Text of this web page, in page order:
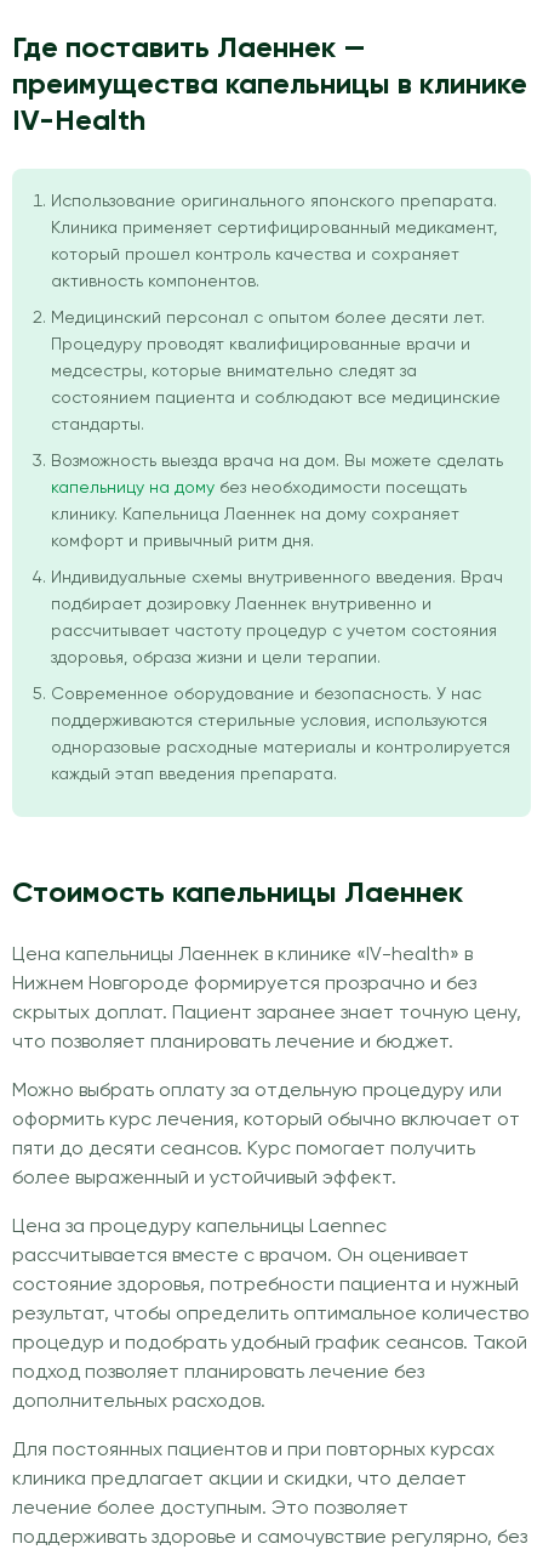
Где поставить Лаеннек —
преимущества капельницы в клинике
IV-Health
Использование оригинального японского препарата.
Клиника применяет сертифицированный медикамент,
который прошел контроль качества и сохраняет
активность компонентов.
Медицинский персонал с опытом более десяти лет.
Процедуру проводят квалифицированные врачи и
медсестры, которые внимательно следят за
состоянием пациента и соблюдают все медицинские
стандарты.
Возможность выезда врача на дом. Вы можете сделать
капельницу на дому без необходимости посещать
клинику. Капельница Лаеннек на дому сохраняет
комфорт и привычный ритм дня.
Индивидуальные схемы внутривенного введения. Врач
подбирает дозировку Лаеннек внутривенно и
рассчитывает частоту процедур с учетом состояния
здоровья, образа жизни и цели терапии.
Современное оборудование и безопасность. У нас
поддерживаются стерильные условия, используются
одноразовые расходные материалы и контролируется
каждый этап введения препарата.
Стоимость капельницы Лаеннек
Цена капельницы Лаеннек в клинике «IV-health» в
Нижнем Новгороде формируется прозрачно и без
скрытых доплат. Пациент заранее знает точную цену,
что позволяет планировать лечение и бюджет.
Можно выбрать оплату за отдельную процедуру или
оформить курс лечения, который обычно включает от
пяти до десяти сеансов. Курс помогает получить
более выраженный и устойчивый эффект.
Цена за процедуру капельницы Laennec
рассчитывается вместе с врачом. Он оценивает
состояние здоровья, потребности пациента и нужный
результат, чтобы определить оптимальное количество
процедур и подобрать удобный график сеансов. Такой
подход позволяет планировать лечение без
дополнительных расходов.
Для постоянных пациентов и при повторных курсах
клиника предлагает акции и скидки, что делает
лечение более доступным. Это позволяет
поддерживать здоровье и самочувствие регулярно, без